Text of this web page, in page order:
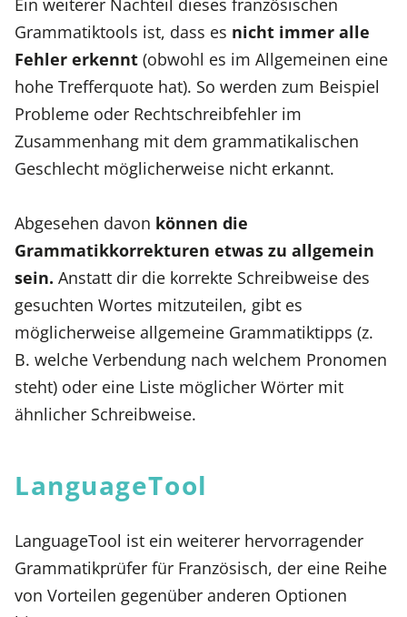
Grammatiktools ist, dass es nicht immer alle
Fehler erkennt (obwohl es im Allgemeinen eine
hohe Trefferquote hat). So werden zum Beispiel
Probleme oder Rechtschreibfehler im
Zusammenhang mit dem grammatikalischen
Geschlecht möglicherweise nicht erkannt.
Abgesehen davon können die
Grammatikkorrekturen etwas zu allgemein
sein. Anstatt dir die korrekte Schreibweise des
gesuchten Wortes mitzuteilen, gibt es
möglicherweise allgemeine Grammatiktipps (z.
B. welche Verbendung nach welchem Pronomen
steht) oder eine Liste möglicher Wörter mit
ähnlicher Schreibweise.
LanguageTool
LanguageTool ist ein weiterer hervorragender
Grammatikprüfer für Französisch, der eine Reihe
von Vorteilen gegenüber anderen Optionen